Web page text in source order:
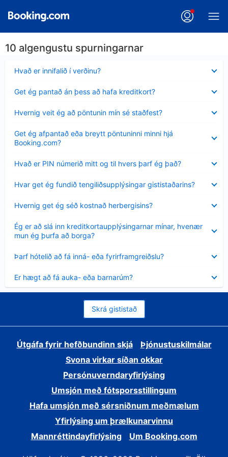
10 algengustu spurningarnar
Hvað er innifalið í verðinu?
sýnt
Get ég pantað án þess að hafa kreditkort?
sýnt
Hvernig veit ég að pöntunin mín sé staðfest?
sýnt
Get ég afpantað eða breytt pöntuninni minni hjá
Booking.com?
sýnt
Hvað er PIN númerið mitt og til hvers þarf ég það?
sýnt
Hvar get ég fundið tengiliðsupplýsingar gististaðarins?
sýnt
Hvernig get ég séð kostnað herbergisins?
sýnt
Ég er að slá inn kreditkortaupplýsingarnar mínar, hvenær
mun ég þurfa að borga?
Minna
sýnt
Þarf hótelið að fá inná- eða fyrirframgreiðslu?
sýnt
Er hægt að fá auka- eða barnarúm?
sýnt
Skrá gististað
Útgáfa fyrir hefðbundinn skjá
Þjónustuskilmálar
Svona virkar síðan okkar
Persónuverndaryfirlýsing
Umsjón með fótsporsstillingum
Hafa umsjón með sérsniðnum meðmælum
Yfirlýsing um þrælkunarvinnu
Mannréttindayfirlýsing
Um Booking.com